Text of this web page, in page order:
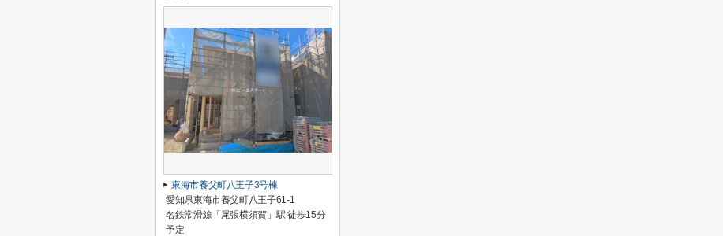
東海市養父町八王子3号棟
愛知県東海市養父町八王子61-1
名鉄常滑線「尾張横須賀」駅 徒歩15分
予定